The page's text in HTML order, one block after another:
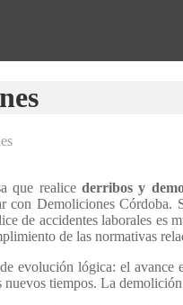
que realicederribos y
con Demoliciones
de accidentes laborales
de las normativas
evolución lógica: el
tiempos. La